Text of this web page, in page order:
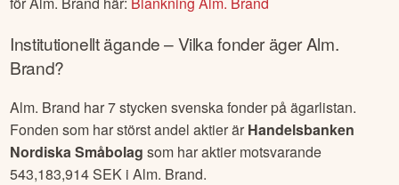
Institutionellt ägande – Vilka fonder ägerAlm.
Brand?
Alm. Brand har7stycken svenska fonder på ägarlistan.
Fonden som har störst andel aktier är Handelsbanken
Nordiska Småbolag som har aktier motsvarande
543,183,914SEK iAlm. Brand.